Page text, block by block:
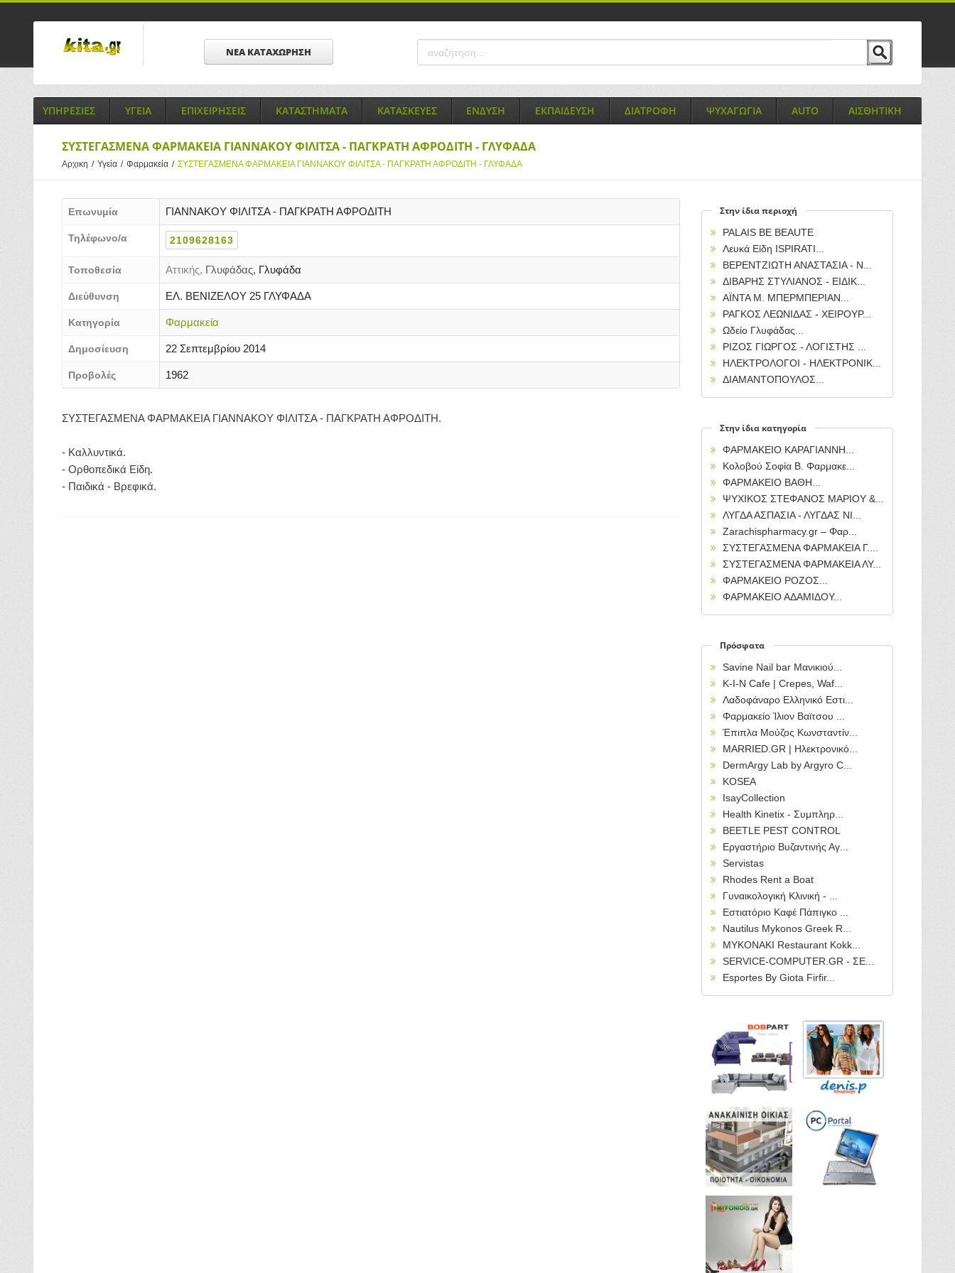
ΝΕΑ ΚΑΤΑΧΩΡΗΣΗ
ΥΠΗΡΕΣΙΕΣ ΥΓΕΙΑ ΕΠΙΧΕΙΡΗΣΕΙΣ ΚΑΤΑΣΤΗΜΑΤΑ ΚΑΤΑΣΚΕΥΕΣ ΕΝΔΥΣΗ ΕΚΠΑΙΔΕΥΣΗ ΔΙΑΤΡΟΦΗ ΨΥΧΑΓΩΓΙΑ AUTO ΑΙΣΘΗΤΙΚΗ
ΣΥΣΤΕΓΑΣΜΕΝΑ ΦΑΡΜΑΚΕΙΑ ΓΙΑΝΝΑΚΟΥ ΦΙΛΙΤΣΑ - ΠΑΓΚΡΑΤΗ ΑΦΡΟΔΙΤΗ - ΓΛΥΦΑΔΑ
Αρχικη / Υγεία / Φαρμακεία / ΣΥΣΤΕΓΑΣΜΕΝΑ ΦΑΡΜΑΚΕΙΑ ΓΙΑΝΝΑΚΟΥ ΦΙΛΙΤΣΑ - ΠΑΓΚΡΑΤΗ ΑΦΡΟΔΙΤΗ - ΓΛΥΦΑΔΑ
Επωνυμία ΓΙΑΝΝΑΚΟΥ ΦΙΛΙΤΣΑ - ΠΑΓΚΡΑΤΗ ΑΦΡΟΔΙΤΗ
Τηλέφωνο/α 2109628163
Τοποθεσία Αττικής, Γλυφάδας, Γλυφάδα
Διεύθυνση ΕΛ. ΒΕΝΙΖΕΛΟΥ 25 ΓΛΥΦΑΔΑ
Κατηγορία Φαρμακεία
Δημοσίευση 22 Σεπτεμβρίου 2014
Προβολές 1962
ΣΥΣΤΕΓΑΣΜΕΝΑ ΦΑΡΜΑΚΕΙΑ ΓΙΑΝΝΑΚΟΥ ΦΙΛΙΤΣΑ - ΠΑΓΚΡΑΤΗ ΑΦΡΟΔΙΤΗ.
- Καλλυντικά.
- Ορθοπεδικά Είδη.
- Παιδικά - Βρεφικά.
Στην ίδια περιοχή
PALAIS BE BEAUTE
Λευκά Είδη ISPIRATI...
ΒΕΡΕΝΤΖΙΩΤΗ ΑΝΑΣΤΑΣΙΑ - Ν...
ΔΙΒΑΡΗΣ ΣΤΥΛΙΑΝΟΣ - ΕΙΔΙΚ...
ΑΪΝΤΑ Μ. ΜΠΕΡΜΠΕΡΙΑΝ...
ΡΑΓΚΟΣ ΛΕΩΝΙΔΑΣ - ΧΕΙΡΟΥΡ...
Ωδείο Γλυφάδας...
ΡΙΖΟΣ ΓΙΩΡΓΟΣ - ΛΟΓΙΣΤΗΣ ...
ΗΛΕΚΤΡΟΛΟΓΟΙ - ΗΛΕΚΤΡΟΝΙΚ...
ΔΙΑΜΑΝΤΟΠΟΥΛΟΣ...
Στην ίδια κατηγορία
ΦΑΡΜΑΚΕΙΟ ΚΑΡΑΓΙΑΝΝΗ...
Κολοβού Σοφία Β. Φαρμακε...
ΦΑΡΜΑΚΕΙΟ ΒΑΘΗ...
ΨΥΧΙΚΟΣ ΣΤΕΦΑΝΟΣ ΜΑΡΙΟΥ &...
ΛΥΓΔΑ ΑΣΠΑΣΙΑ - ΛΥΓΔΑΣ ΝΙ...
Zarachispharmacy.gr – Φαρ...
ΣΥΣΤΕΓΑΣΜΕΝΑ ΦΑΡΜΑΚΕΙΑ Γ....
ΣΥΣΤΕΓΑΣΜΕΝΑ ΦΑΡΜΑΚΕΙΑ ΛΥ...
ΦΑΡΜΑΚΕΙΟ ΡΟΖΟΣ...
ΦΑΡΜΑΚΕΙΟ ΑΔΑΜΙΔΟΥ...
Πρόσφατα
Savine Nail bar Μανικιού...
Κ-Ι-Ν Cafe | Crepes, Waf...
Λαδοφάναρο Ελληνικό Εστι...
Φαρμακείο Ίλιον Βαϊτσου ...
Έπιπλα Μούζος Κωνσταντίν...
MARRIED.GR | Ηλεκτρονικό...
DermArgy Lab by Argyro C...
KOSEA
IsayCollection
Health Kinetix - Συμπληρ...
BEETLE PEST CONTROL
Εργαστήριο Βυζαντινής Αγ...
Servistas
Rhodes Rent a Boat
Γυναικολογική Κλινική - ...
Εστιατόριο Καφέ Πάπιγκο ...
Nautilus Mykonos Greek R...
MYKONAKI Restaurant Kokk...
SERVICE-COMPUTER.GR - ΣΕ...
Esportes By Giota Firfir...